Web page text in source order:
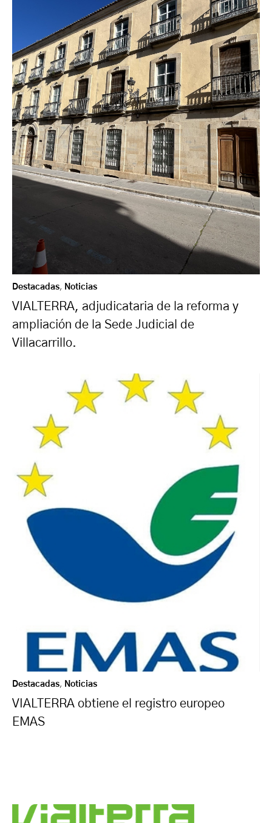
Destacadas, Noticias
VIALTERRA, adjudicataria de la reforma y
ampliación de la Sede Judicial de
Villacarrillo.
Destacadas, Noticias
VIALTERRA obtiene el registro europeo
EMAS